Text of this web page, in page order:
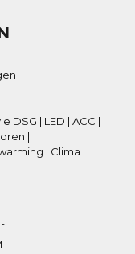
DSG | LED | ACC |
|
| Clima